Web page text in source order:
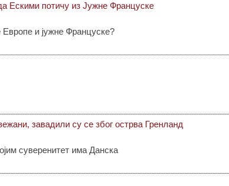
Ескими потичу из Јужне Француске
и јужне Француске?
завадили су се због острва Гренланд
суверенитет има Данска